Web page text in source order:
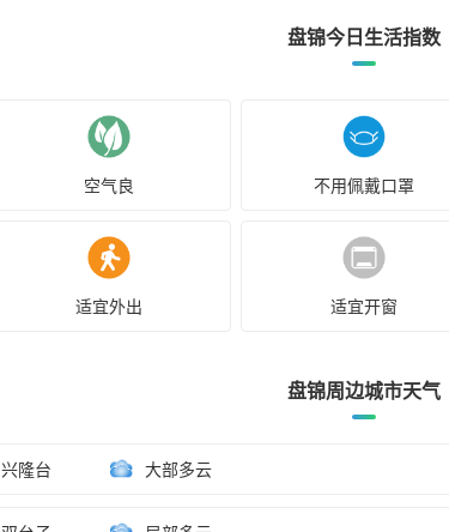
盘锦今日生活指数
空气良 不用佩戴口罩
适宜外出 适宜开窗
盘锦周边城市天气
兴隆台 大部多云